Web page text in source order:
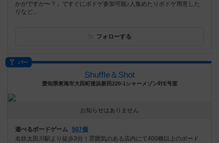
かがですか〜？」ですぐにボドゲ参加可能♪人集めたりボドゲ用意した
りなど...
フォローする
バー
Shuffle＆Shot
愛知県東海市大田町後浜新田220-1シャーメゾン叶E号室
お知らせはありません
遊べるボードゲーム 507個
名鉄太田川駅より徒歩3分！雰囲気のある店内にて400種以上のボード